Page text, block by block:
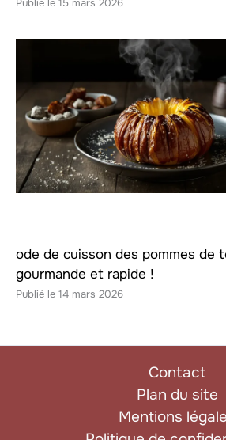
ode de cuisson des pommes de
gourmande et rapide !
14 mars 2026
Contact
Plan du site
Mentions